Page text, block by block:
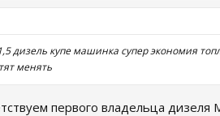
дизель купе машинка супер экономия
менять
первого владельца дизеля